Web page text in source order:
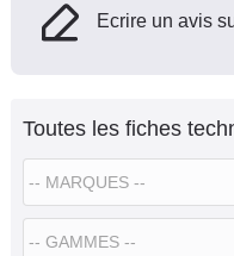
Ecrire un avis
Toutes les fiches